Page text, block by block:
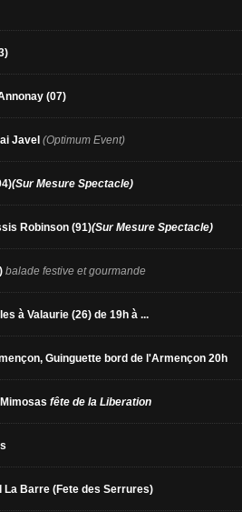
(07)
Javel (Optimum Event)
(Sur Mesure Spectacle)
Robinson (91)(Sur Mesure Spectacle)
balade festive et gourmande
à Valaurie (26) de 19h à ...
Guinguette bord de l'Armençon 20h
fête de la Liberation
La Barre (Fete des Serrures)